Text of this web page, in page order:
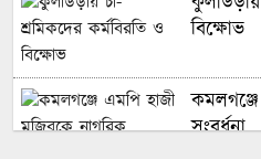
বিক্ষোভ
সংবর্ধনা